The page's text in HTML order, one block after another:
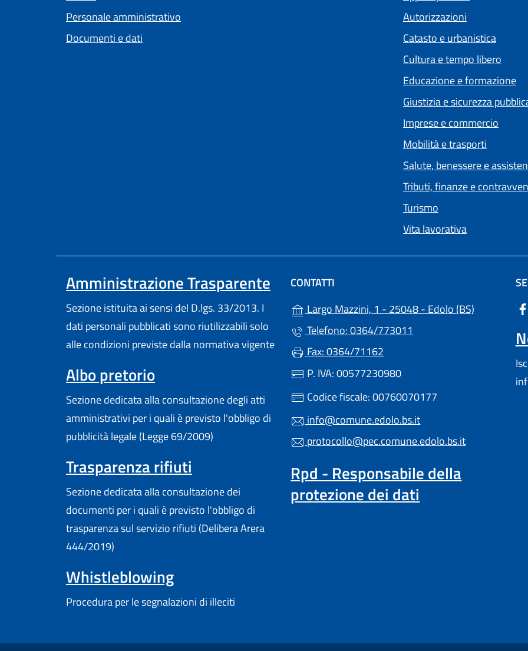
Personale amministrativo
Documenti e dati
Autorizzazioni
Catasto e urbanistica
Cultura e tempo libero
Educazione e formazione
Giustizia e sicurezza
Imprese e commercio
Mobilità e trasporti
Salute, benessere e
Tributi, finanze e
Turismo
Vita lavorativa
Amministrazione Trasparente
Sezione istituita ai sensi del D.lgs. 33/2013. I
dati personali pubblicati sono riutilizzabili solo
alle condizioni previste dalla normativa vigente
Albo pretorio
Sezione dedicata alla consultazione degli atti
amministrativi per i quali è previsto l'obbligo di
pubblicità legale (Legge 69/2009)
Trasparenza rifiuti
Sezione dedicata alla consultazione dei
documenti per i quali è previsto l'obbligo di
trasparenza sul servizio rifiuti (Delibera Arera
444/2019)
Whistleblowing
Procedura per le segnalazioni di illeciti
CONTATTI
Largo Mazzini, 1 - 25048 - Edolo (BS) (apre in
Telefono: 0364/773011
Fax: 0364/71162
P. IVA: 00577230980
Codice fiscale: 00760070177
info@comune.edolo.bs.it
protocollo@pec.comune.edolo.bs.it
Rpd - Responsabile della
protezione dei dati